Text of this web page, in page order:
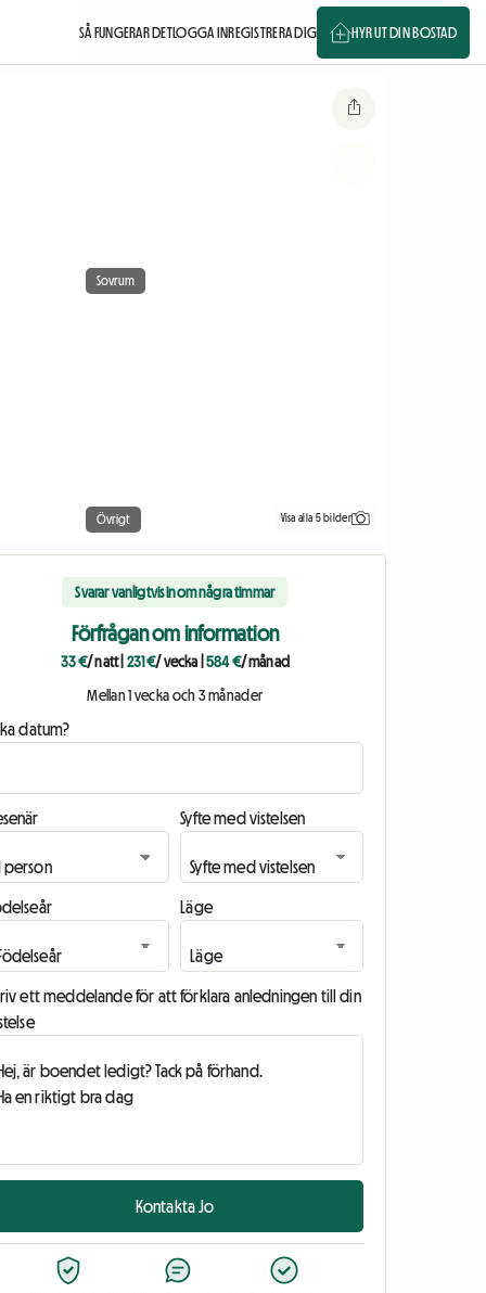
SÅ FUNGERAR DETLOGGA INREGISTRERA DIG HYR UT DIN BOSTAD
Sovrum
Övrigt Visa alla 5 bilder
Svarar vanligtvis inom några timmar
Förfrågan om information
33 €/ natt| 231 €/ vecka |584 €/ månad
Mellan 1 vecka och 3 månader
datum?
Syfte med vistelsen
Läge
ett meddelande för att förklara anledningen till din
Kontakta Jo